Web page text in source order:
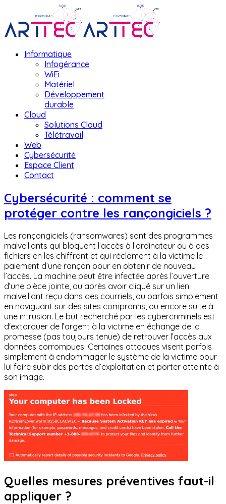
Informatique
Infogérance
WiFi
Matériel
Développement
durable
Cloud
Solutions Cloud
Télétravail
Web
Cybersécurité
Espace Client
Contact
Cybersécurité : comment se
protéger contre les rançongiciels ?
Les rançongiciels (ransomwares) sont des programmes
malveillants qui bloquent l’accès à l’ordinateur ou à des
fichiers en les chiffrant et qui réclament à la victime le
paiement d’une rançon pour en obtenir de nouveau
l’accès. La machine peut être infectée après l’ouverture
d’une pièce jointe, ou après avoir cliqué sur un lien
malveillant reçu dans des courriels, ou parfois simplement
en naviguant sur des sites compromis, ou encore suite à
une intrusion. Le but recherché par les cybercriminels est
d'extorquer de l’argent à la victime en échange de la
promesse (pas toujours tenue) de retrouver l’accès aux
données corrompues. Certaines attaques visent parfois
simplement à endommager le système de la victime pour
lui faire subir des pertes d’exploitation et porter atteinte à
son image.
Quelles mesures préventives faut-il
appliquer ?